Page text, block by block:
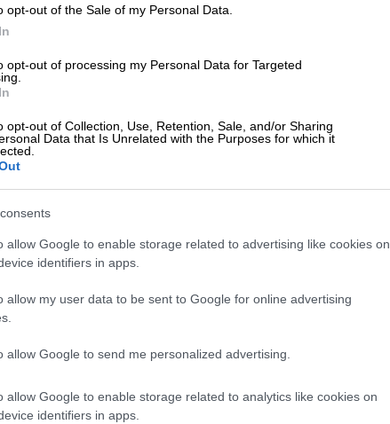
opt-out of the Sale of my Personal Data.
opt-out of processing my Personal Data for Targeted
opt-out of Collection, Use, Retention, Sale, and/or Sharing
Data that Is Unrelated with the Purposes for which it
allow Google to enable storage related to advertising like cookies on
identifiers in apps.
allow my user data to be sent to Google for online advertising
allow Google to send me personalized advertising.
allow Google to enable storage related to analytics like cookies on
identifiers in apps.
από τα
17χρονο και τον μετέφερε στο
στην Κατερίνη
σοβαρές κρανιοεγκεφαλικές κακώσεις
εξακολουθεί να νοσηλεύεται.